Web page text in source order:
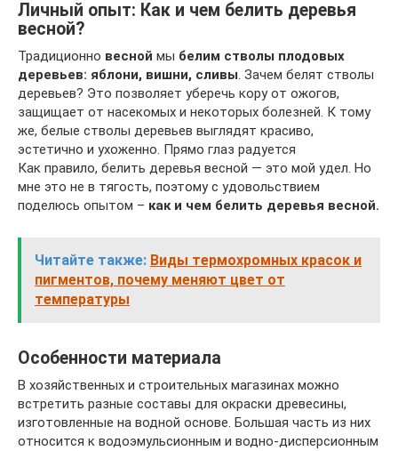
Личный опыт: Как и чем белить деревья
весной?
Традиционно весной мы белим стволы плодовых
деревьев: яблони, вишни, сливы. Зачем белят стволы
деревьев? Это позволяет уберечь кору от ожогов,
защищает от насекомых и некоторых болезней. К тому
же, белые стволы деревьев выглядят красиво,
эстетично и ухоженно. Прямо глаз радуется
Как правило, белить деревья весной — это мой удел. Но
мне это не в тягость, поэтому с удовольствием
поделюсь опытом – как и чем белить деревья весной.
Читайте также: Виды термохромных красок и
пигментов, почему меняют цвет от
температуры
Особенности материала
В хозяйственных и строительных магазинах можно
встретить разные составы для окраски древесины,
изготовленные на водной основе. Большая часть из них
относится к водоэмульсионным и водно-дисперсионным